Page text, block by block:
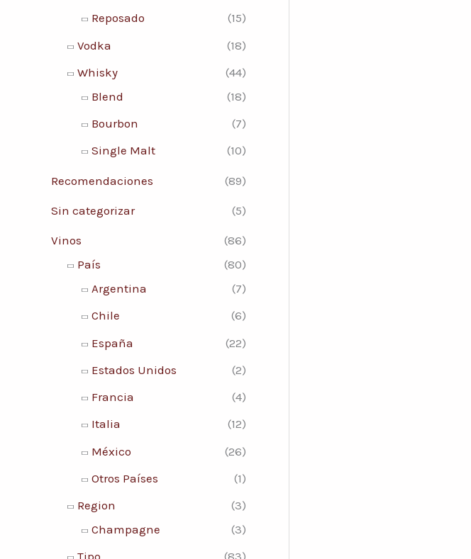
Reposado
(15)
Vodka
(18)
Whisky
(44)
Blend
(18)
Bourbon
(7)
Single Malt
(10)
Recomendaciones (89)
Sin categorizar (5)
Vinos
(86)
País
(80)
Argentina
(7)
Chile
(6)
España
(22)
Estados Unidos
(2)
Francia
(4)
Italia
(12)
México
(26)
Otros Países
(1)
Region
(3)
Champagne
(3)